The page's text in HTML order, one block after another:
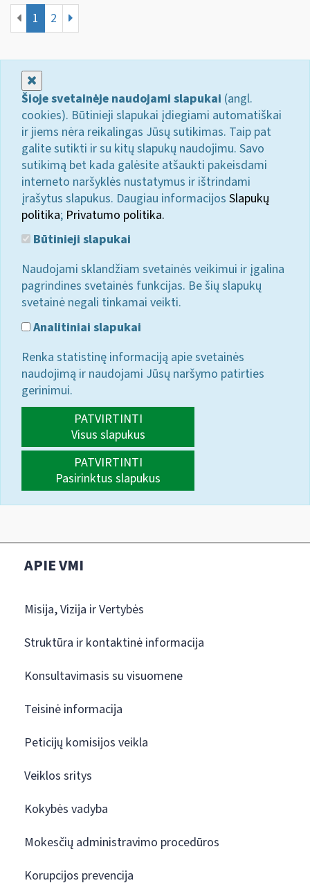
1 2
Šioje svetainėje naudojami slapukai (angl.
cookies). Būtinieji slapukai įdiegiami automatiškai
ir jiems nėra reikalingas Jūsų sutikimas. Taip pat
galite sutikti ir su kitų slapukų naudojimu. Savo
sutikimą bet kada galėsite atšaukti pakeisdami
interneto naršyklės nustatymus ir ištrindami
įrašytus slapukus. Daugiau informacijos Slapukų
politika; Privatumo politika.
Būtinieji slapukai
Naudojami sklandžiam svetainės veikimui ir įgalina
pagrindines svetainės funkcijas. Be šių slapukų
svetainė negali tinkamai veikti.
Analitiniai slapukai
Renka statistinę informaciją apie svetainės
naudojimą ir naudojami Jūsų naršymo patirties
gerinimui.
PATVIRTINTI
Visus slapukus
PATVIRTINTI
Pasirinktus slapukus
APIE VMI
Misija, Vizija ir Vertybės
Struktūra ir kontaktinė informacija
Konsultavimasis su visuomene
Teisinė informacija
Peticijų komisijos veikla
Veiklos sritys
Kokybės vadyba
Mokesčių administravimo procedūros
Korupcijos prevencija